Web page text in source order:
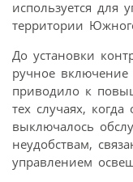
используется для
территории
До установки
ручное
приводило к
тех случаях,
выключалось
неудобствам,
управлением